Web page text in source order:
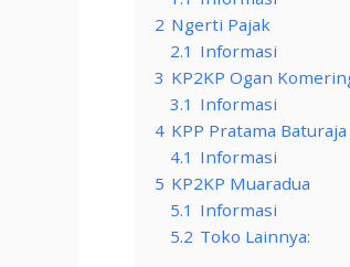
2 Ngerti Pajak
2.1 Informasi
3 KP2KP Ogan
3.1 Informasi
4 KPP Pratama Baturaja
4.1 Informasi
5 KP2KP Muaradua
5.1 Informasi
5.2 Toko Lainnya: